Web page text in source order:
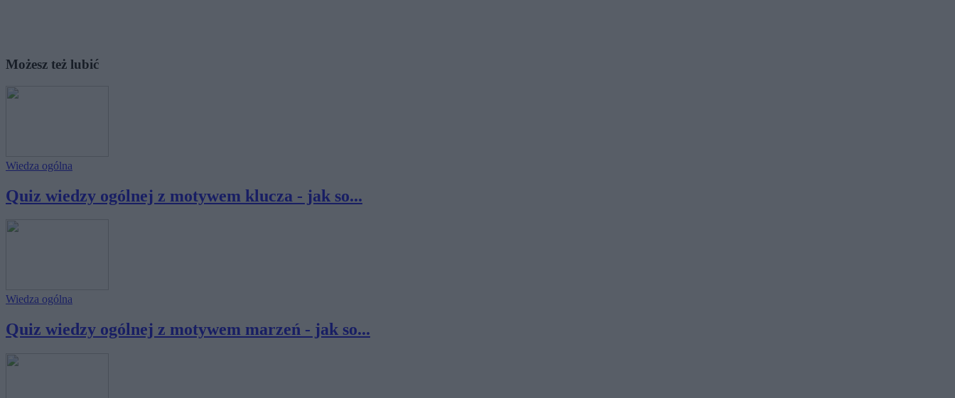
Możesz też lubić
Wiedza ogólna
Quiz wiedzy ogólnej z motywem klucza - jak so...
Wiedza ogólna
Quiz wiedzy ogólnej z motywem marzeń - jak so...